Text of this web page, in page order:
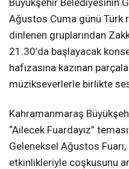
Ağustos Cuma günü Türk
dinlenen gruplarından
21.30’da başlayacak
hafızasına kazınan
müzikseverlerle birlikte
Kahramanmaraş
“Ailecek Fuardayız”
Geleneksel Ağustos
etkinlikleriyle coşkusunu